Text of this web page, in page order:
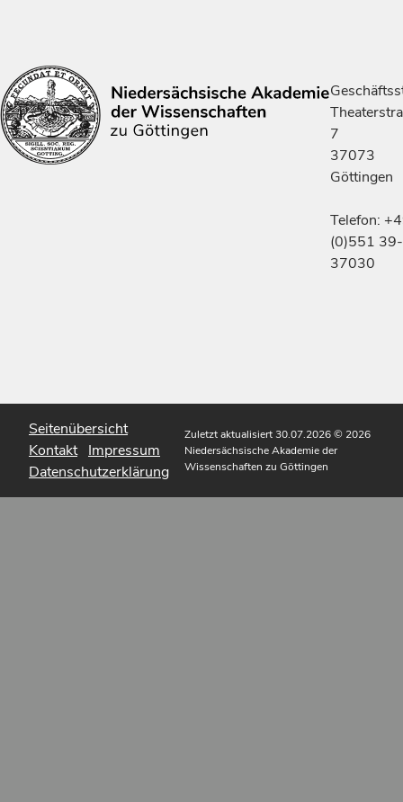
7
37073
Göttingen
Telefon:
(0)551 39-
37030
Seitenübersicht
Kontakt Impressum
Datenschutzerklärung
Zuletzt aktualisiert 30.07.2026© 2026
Niedersächsische Akademie der
Wissenschaften zu Göttingen